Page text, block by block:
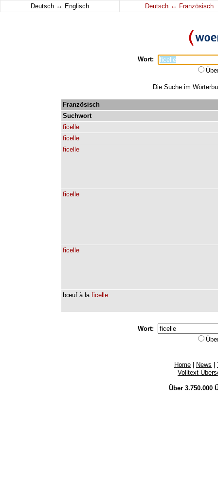
Deutsch ↔ Englisch Deutsch ↔ Französisch
Wort:
Die Suche im
Französisch
Suchwort
ficelle
ficelle
ficelle
ficelle
ficelle
bœuf à la ficelle
Wort:
Home News
Volltext-
Über 3.750.000